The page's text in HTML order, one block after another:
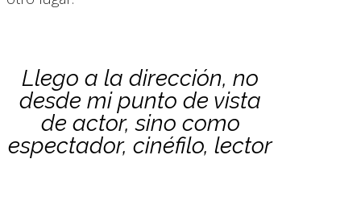
Llego a la dirección, no
desde mi punto de vista
de actor, sino como
espectador, cinéfilo, lector